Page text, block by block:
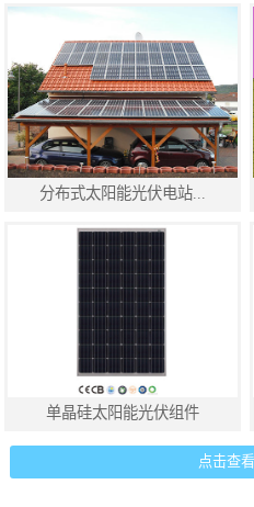
分布式太阳能光伏电站...
单晶硅太阳能光伏组件
点击查